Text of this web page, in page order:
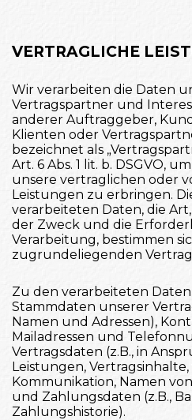
VERTRAGLICHE
Wir verarbeiten die Daten
Vertragspartner und
anderer Auftraggeber,
Klienten oder
bezeichnet als
Art. 6 Abs. 1 lit. b. DSGVO,
unsere vertraglichen oder
Leistungen zu erbringen.
verarbeiteten Daten, die
der Zweck und die
Verarbeitung, bestimmen
zugrundeliegenden
Zu den verarbeiteten
Stammdaten unserer
Namen und Adressen),
Mailadressen und
Vertragsdaten (z.B., in
Leistungen,
Kommunikation, Namen
und Zahlungsdaten (z.B.,
Zahlungshistorie).